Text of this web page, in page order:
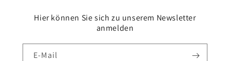
Hier können Sie sich zu unserem Newsletter
anmelden
E-Mail